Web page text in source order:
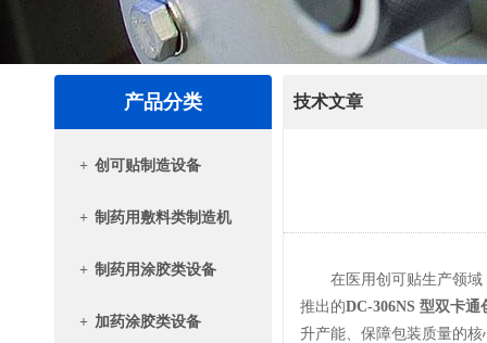
产品分类
+ 创可贴制造设备
+ 制药用敷料类制造机
+ 制药用涂胶类设备
+ 加药涂胶类设备
技术文章
在医用创可贴生产领域，
推出的DC-306NS 型双卡通
升产能、保障包装质量的